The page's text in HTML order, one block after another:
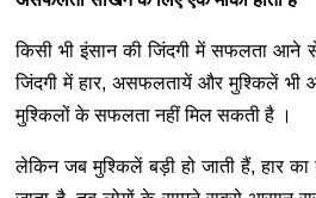
किसी भी इंसान की जिंदगी में सफलता
जिंदगी में हार, असफलतायें और मुश्किलें भी
मुश्किलों के सफलता नहीं मिल सकती है ।
लेकिन जब मुश्किलें बड़ी हो जाती हैं, हार का